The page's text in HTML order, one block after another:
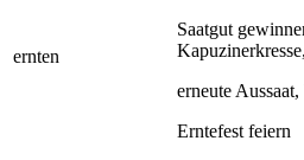
ernten
Saatgut
erneute
Erntefest feiern